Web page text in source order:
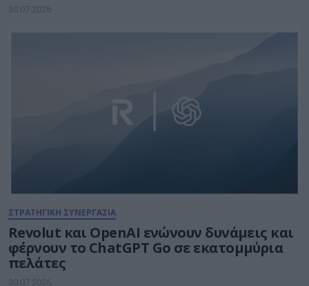
30.07.2026
ΣΤΡΑΤΗΓΙΚΗ ΣΥΝΕΡΓΑΣΙΑ
Revolut και OpenAI ενώνουν δυνάμεις και
φέρνουν το ChatGPT Go σε εκατομμύρια
πελάτες
30.07.2026